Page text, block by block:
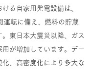
る自家用発電設備は、
運転に備え、燃料の貯蔵
東日本大震災以降、ガス
用が増加しています。デー
化、高密度化により多大な